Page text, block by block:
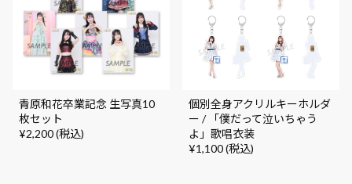
青原和花卒業記念 生写真10
枚セット
¥2,200 (税込)
個別全身アクリルキーホルダ
ー / 「僕だって泣いちゃう
よ」歌唱衣装
¥1,100 (税込)